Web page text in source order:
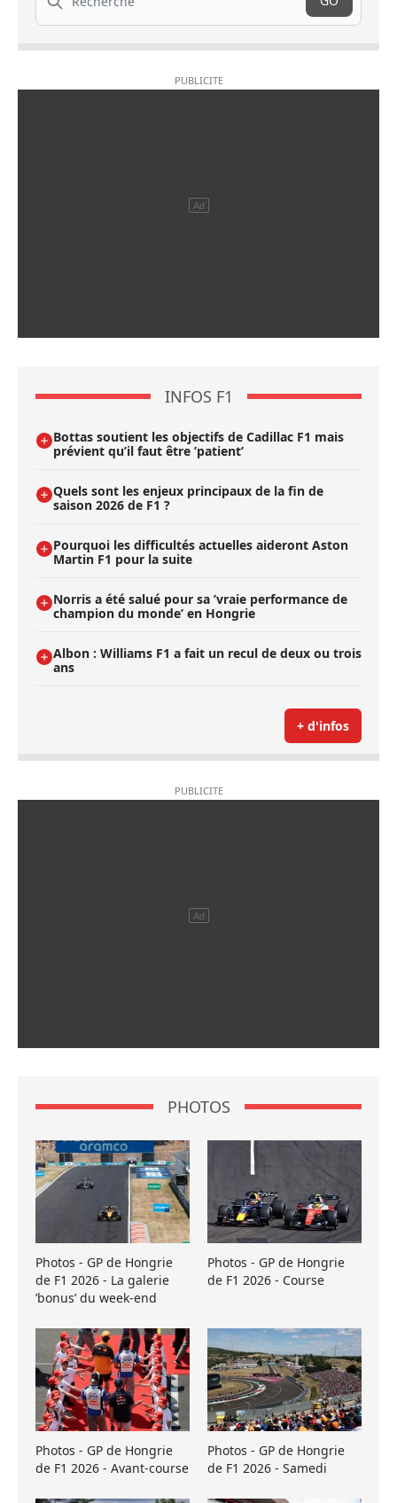
INFOS F1
Bottas soutient les objectifs de Cadillac F1 mais
prévient qu’il faut être ’patient’
Quels sont les enjeux principaux de la fin de
saison 2026 de F1 ?
Pourquoi les difficultés actuelles aideront Aston
Martin F1 pour la suite
Norris a été salué pour sa ’vraie performance de
champion du monde’ en Hongrie
Albon : Williams F1 a fait un recul de deux ou trois
ans
+ d'infos
PHOTOS
Photos - GP de Hongrie
de F1 2026 - La galerie
’bonus’ du week-end
Photos - GP de Hongrie
de F1 2026 - Course
Photos - GP de Hongrie
de F1 2026 - Avant-course
Photos - GP de Hongrie
de F1 2026 - Samedi